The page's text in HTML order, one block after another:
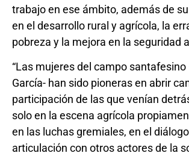
trabajo en ese ámbito, además de
en el desarrollo rural y agrícola, la
pobreza y la mejora en la seguridad
“Las mujeres del campo
García- han sido pioneras en abrir
participación de las que venían
solo en la escena agrícola
en las luchas gremiales, en el
articulación con otros actores de la